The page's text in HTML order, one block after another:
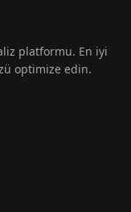
platformu. En iyi
optimize edin.